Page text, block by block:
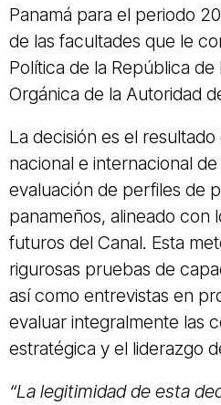
Panamá para el periodo
de las facultades que le
Política de la República de
Orgánica de la Autoridad
La decisión es el
nacional e internacional
evaluación de perfiles de
panameños, alineado con
futuros del Canal. Esta
rigurosas pruebas de
así como entrevistas en
evaluar integralmente las
estratégica y el liderazgo
“La legitimidad de esta